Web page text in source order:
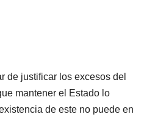
de justificar los excesos del
mantener el Estado lo
de este no puede en